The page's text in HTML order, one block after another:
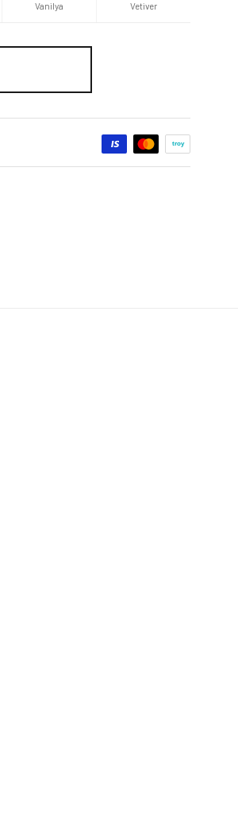
Vanilya Vetiver